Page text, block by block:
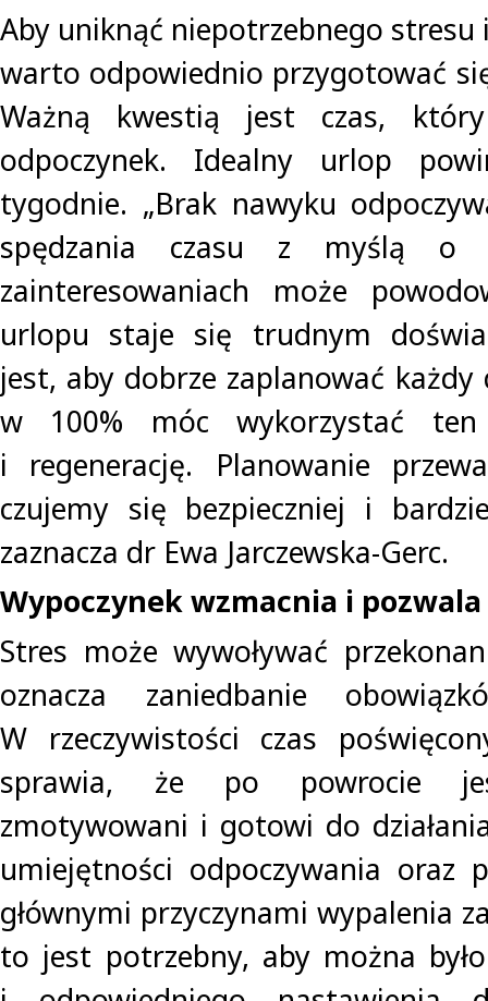
Aby uniknąć niepotrzebnego
warto odpowiednio przygotować
Ważną kwestią jest czas,
odpoczynek. Idealny urlop
tygodnie. „Brak nawyku
spędzania czasu z myślą o
zainteresowaniach może
urlopu staje się trudnym
jest, aby dobrze zaplanować każdy
w 100% móc wykorzystać
i regenerację. Planowanie
czujemy się bezpieczniej i
zaznacza dr Ewa Jarczewska-Gerc.
Wypoczynek wzmacnia i
Stres może wywoływać
oznacza zaniedbanie
W rzeczywistości czas
sprawia, że po powrocie
zmotywowani i gotowi do
umiejętności odpoczywania oraz
głównymi przyczynami wypalenia
to jest potrzebny, aby można